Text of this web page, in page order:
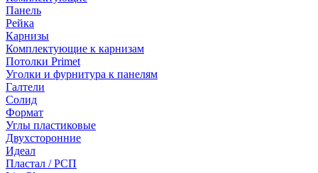
Панель
Рейка
Карнизы
Комплектующие к карнизам
Потолки Primet
Уголки и фурнитура к панелям
Галтели
Солид
Формат
Углы пластиковые
Двухсторонние
Идеал
Пластал / РСП